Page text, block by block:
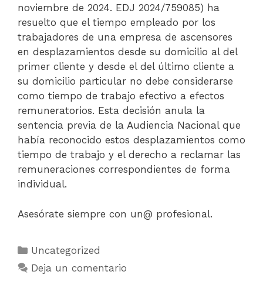
noviembre de 2024. EDJ 2024/759085) ha
resuelto que el tiempo empleado por los
trabajadores de una empresa de ascensores
en desplazamientos desde su domicilio al del
primer cliente y desde el del último cliente a
su domicilio particular no debe considerarse
como tiempo de trabajo efectivo a efectos
remuneratorios. Esta decisión anula la
sentencia previa de la Audiencia Nacional que
había reconocido estos desplazamientos como
tiempo de trabajo y el derecho a reclamar las
remuneraciones correspondientes de forma
individual.
Asesórate siempre con un@ profesional.
Uncategorized
Deja un comentario